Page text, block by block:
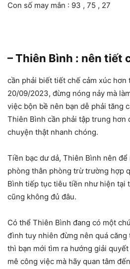
Con số may mắn : 93 , 75 , 27
– Thiên Bình : nên tiết
cần phải biết tiết chế cảm xúc hơn
20/09/2023, đừng nóng nảy mà
việc bộn bề nên bạn dễ phải tăng
Thiên Bình cần phải tập trung hơn
chuyện thật nhanh chóng.
Tiền bạc dư dả, Thiên Bình nên
phòng thân phòng trừ trường hợp
Bình tiếp tục tiêu tiền như hiện tại
cũng không đủ đâu.
Có thể Thiên Bình đang có một
đình tuy nhiên đừng nên quá
thì bạn mới tìm ra hướng giải
mê công việc mà hãy quan tâm